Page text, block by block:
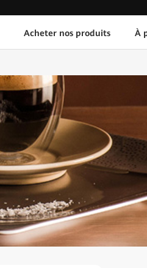
Acheter nos produits À